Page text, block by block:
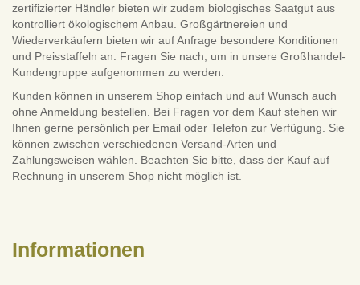
zertifizierter Händler bieten wir zudem biologisches Saatgut aus
kontrolliert ökologischem Anbau. Großgärtnereien und
Wiederverkäufern bieten wir auf Anfrage besondere Konditionen
und Preisstaffeln an. Fragen Sie nach, um in unsere Großhandel-
Kundengruppe aufgenommen zu werden.
Kunden können in unserem Shop einfach und auf Wunsch auch
ohne Anmeldung bestellen. Bei Fragen vor dem Kauf stehen wir
Ihnen gerne persönlich per Email oder Telefon zur Verfügung. Sie
können zwischen verschiedenen Versand-Arten und
Zahlungsweisen wählen. Beachten Sie bitte, dass der Kauf auf
Rechnung in unserem Shop nicht möglich ist.
Informationen